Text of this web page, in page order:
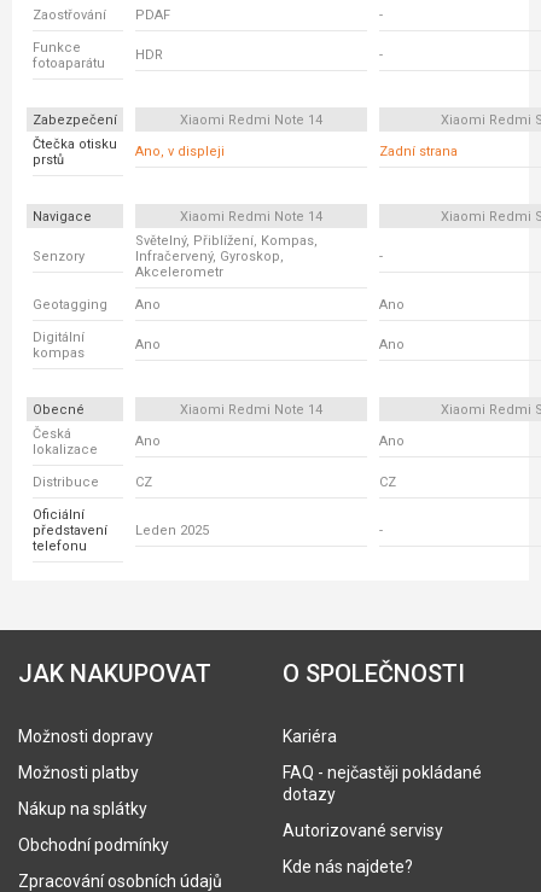
Zaostřování PDAF -
Funkce
fotoaparátu
HDR -
Zabezpečení Xiaomi Redmi Note 14
Xiaomi Redmi
Čtečka otisku
prstů
Ano, v displeji Zadní strana
Navigace Xiaomi Redmi Note 14 Xiaomi Redmi
Senzory
Světelný, Přiblížení, Kompas,
Infračervený, Gyroskop,
Akcelerometr
-
Geotagging Ano Ano
Digitální
kompas
Ano Ano
Obecné Xiaomi Redmi Note 14
Xiaomi Redmi
Česká
lokalizace
Ano Ano
Distribuce CZ CZ
Oficiální
představení
telefonu
Leden 2025 -
JAK NAKUPOVAT
Možnosti dopravy
Možnosti platby
Nákup na splátky
Obchodní podmínky
Zpracování osobních údajů
O SPOLEČNOSTI
Kariéra
FAQ - nejčastěji pokládané
dotazy
Autorizované servisy
Kde nás najdete?